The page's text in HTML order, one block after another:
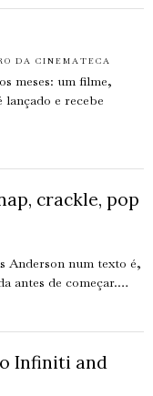
DA CINEMATECA
meses: um filme,
lançado e recebe
crackle, pop
Anderson num texto é,
antes de começar.…
Infiniti and